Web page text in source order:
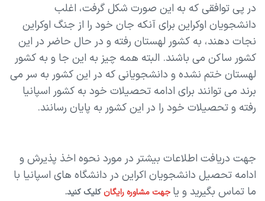
در پی توافقی که به این صورت شکل گرفت، اغلب
دانشجویان اوکراین برای آنکه جان خود را از جنگ اوکراین
نجات دهند، به کشور لهستان رفته و در حال حاضر در این
کشور ساکن می باشند. البته همه چیز به این جا و به کشور
لهستان ختم نشده و دانشجویانی که در این کشور به سر می
برند می توانند برای ادامه تحصیلات خود به کشور اسپانیا
رفته و تحصیلات خود را در این کشور به پایان رسانند.
جهت دریافت اطلاعات بیشتر در مورد نحوه اخذ پذیرش و
ادامه تحصیل دانشجویان اکراین در دانشگاه های اسپانیا با
ما تماس بگیرید و یا جهت مشاوره رایگان کلیک کنید.